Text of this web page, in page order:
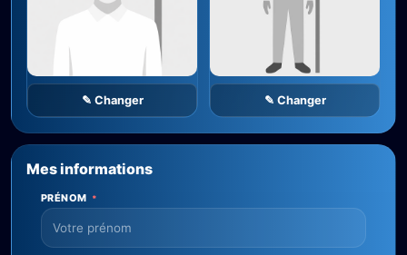
✎ Changer ✎ Changer
Mes informations
PRÉNOM *